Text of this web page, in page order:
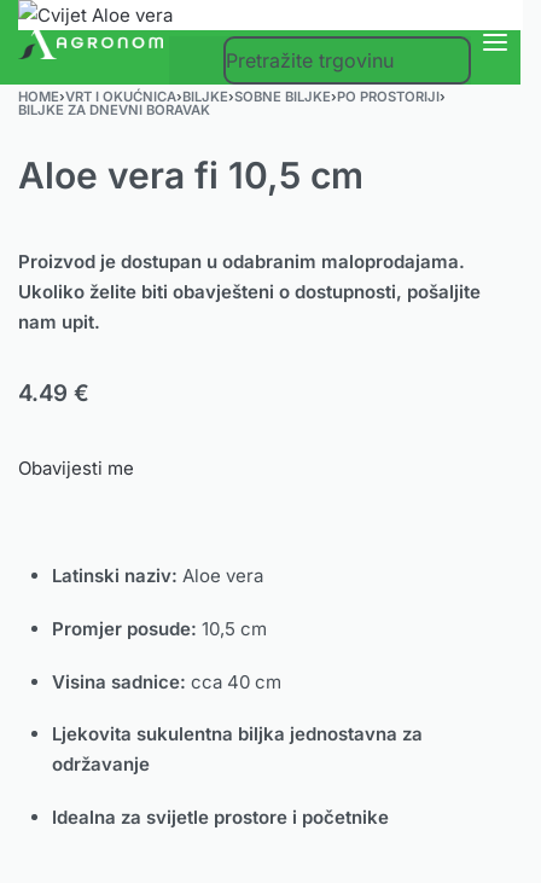
HOME›VRT I OKUĆNICA›BILJKE›SOBNE BILJKE›PO PROSTORIJI›
BILJKE ZA DNEVNI BORAVAK
Aloe vera fi 10,5 cm
Proizvod je dostupan u odabranim maloprodajama.
Ukoliko želite biti obavješteni o dostupnosti, pošaljite
nam upit.
4.49 €
Obavijesti me
Latinski naziv: Aloe vera
Promjer posude: 10,5 cm
Visina sadnice: cca 40 cm
Ljekovita sukulentna biljka jednostavna za
održavanje
Idealna za svijetle prostore i početnike